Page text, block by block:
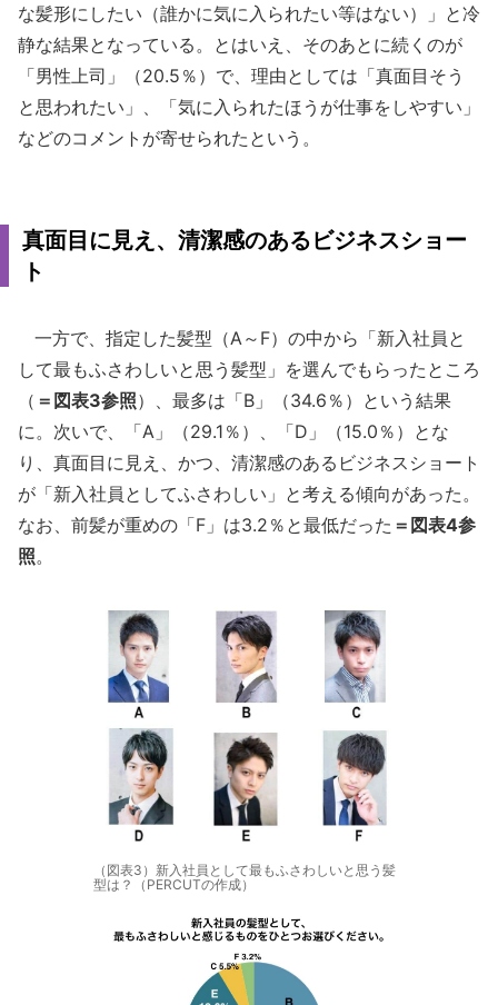
な髪形にしたい（誰かに気に入られたい等はない）」と冷
静な結果となっている。とはいえ、そのあとに続くのが
「男性上司」（20.5％）で、理由としては「真面目そう
と思われたい」、「気に入られたほうが仕事をしやすい」
などのコメントが寄せられたという。
真面目に見え、清潔感のあるビジネスショー
ト
一方で、指定した髪型（A～F）の中から「新入社員と
して最もふさわしいと思う髪型」を選んでもらったところ
（ ＝図表3参照）、最多は「B」（34.6％）という結果
に。次いで、「A」（29.1％）、「D」（15.0％）とな
り、真面目に見え、かつ、清潔感のあるビジネスショート
が「新入社員としてふさわしい」と考える傾向があった。
なお、前髪が重めの「F」は3.2％と最低だった ＝図表4参
照。
（図表3）新入社員として最もふさわしいと思う髪
型は？（PERCUTの作成）